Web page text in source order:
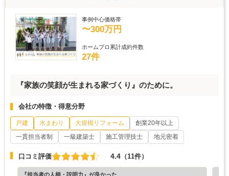
事例中心価格帯
〜300万円
ホームプロ累計成約件数
27件
『家族の笑顔が生まれる家づくり』のために。
会社の特徴・得意分野
戸建 水まわり 大規模リフォーム
創業20年以上
一貫担当者制
一級建築士 施工管理技士 地元密着
口コミ評価 4.4 （11件）
『担当者の人柄・説明力』が良かった